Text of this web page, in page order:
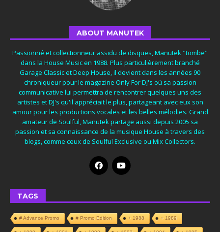
ABOUT MANUTEK
Passionné et collectionneur assidu de disques, Manutek "tombe"
dans la House Music en 1988. Plus particulièrement branché
Garage Classic et Deep House, il devient dans les années 90
chroniqueur pour le magazine Only For DJ's où sa passion
communicative lui permettra de rencontrer quelques uns des
artistes et DJ's qu'il appréciait le plus, partageant avec eux son
amour pour les productions vocales et les belles mélodies. Grand
amateur de Soulful, Manutek partage aussi depuis 2005 sa
passion et sa connaissance de la musique House à travers des
blogs, comme ceux de Soulful Exclusive ou Mix Collectors.
TAGS
# Advance Promo # Promo Edition + 1988 + 1989